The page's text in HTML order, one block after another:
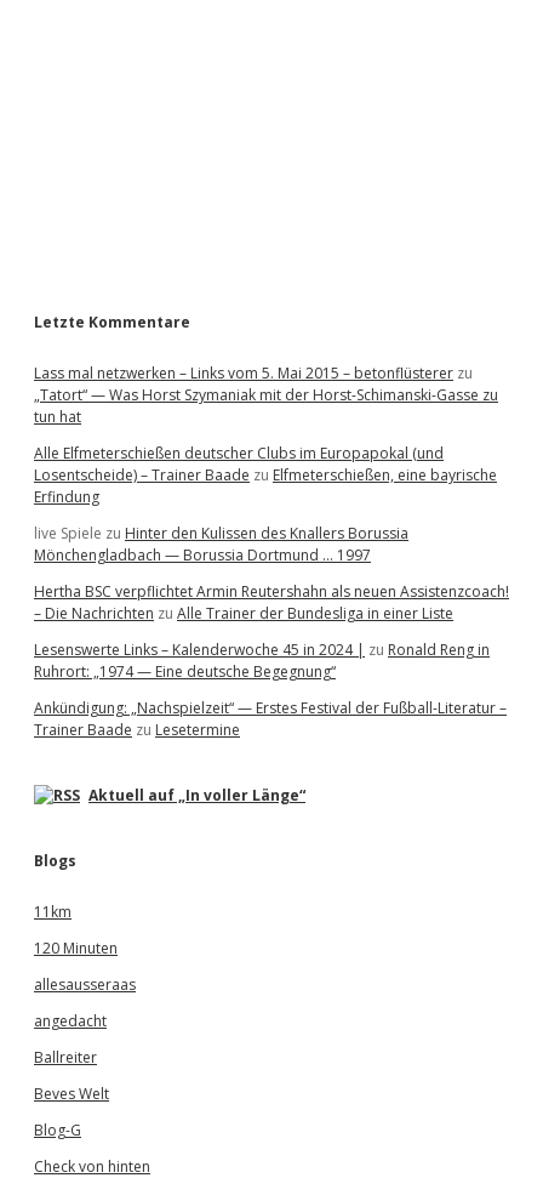
Letzte Kommentare
Lass mal netzwerken – Links vom 5. Mai 2015 – betonflüsterer zu
„Tatort“ — Was Horst Szymaniak mit der Horst-Schimanski-Gasse zu
tun hat
Alle Elfmeterschießen deutscher Clubs im Europapokal (und
Losentscheide) – Trainer Baade zu Elfmeterschießen, eine bayrische
Erfindung
live Spiele zu Hinter den Kulissen des Knallers Borussia
Mönchengladbach — Borussia Dortmund … 1997
Hertha BSC verpflichtet Armin Reutershahn als neuen Assistenzcoach!
– Die Nachrichten zu Alle Trainer der Bundesliga in einer Liste
Lesenswerte Links – Kalenderwoche 45 in 2024 | zu Ronald Reng in
Ruhrort: „1974 — Eine deutsche Begegnung“
Ankündigung: „Nachspielzeit“ — Erstes Festival der Fußball-Literatur –
Trainer Baade zu Lesetermine
Aktuell auf „In voller Länge“
Blogs
11km
120 Minuten
allesausseraas
angedacht
Ballreiter
Beves Welt
Blog-G
Check von hinten